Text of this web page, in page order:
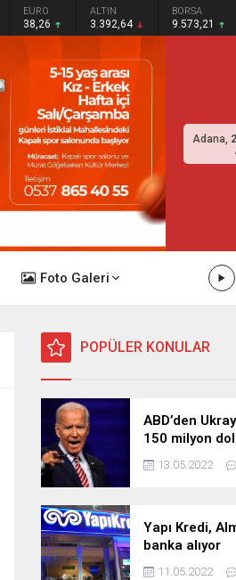
EURO
38,26
ALTIN
3.392,64
BORSA
9.573,21
Adana,
Foto Galeri
POPÜLER KONULAR
ABD’den
150 milyon
askeri yardım
13.05.2022
Yapı Kredi,
banka alıyor
11.05.2022